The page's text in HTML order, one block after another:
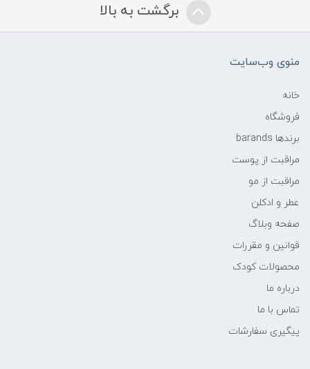
برگشت به بالا
منوی وب‌سایت
خانه
فروشگاه
برندها barands
مراقبت از پوست
مراقبت از مو
عطر و ادکلن
صفحه وبلاگ
قوانین و مقررات
محصولات کودک
درباره ما
تماس با ما
پیگیری سفارشات